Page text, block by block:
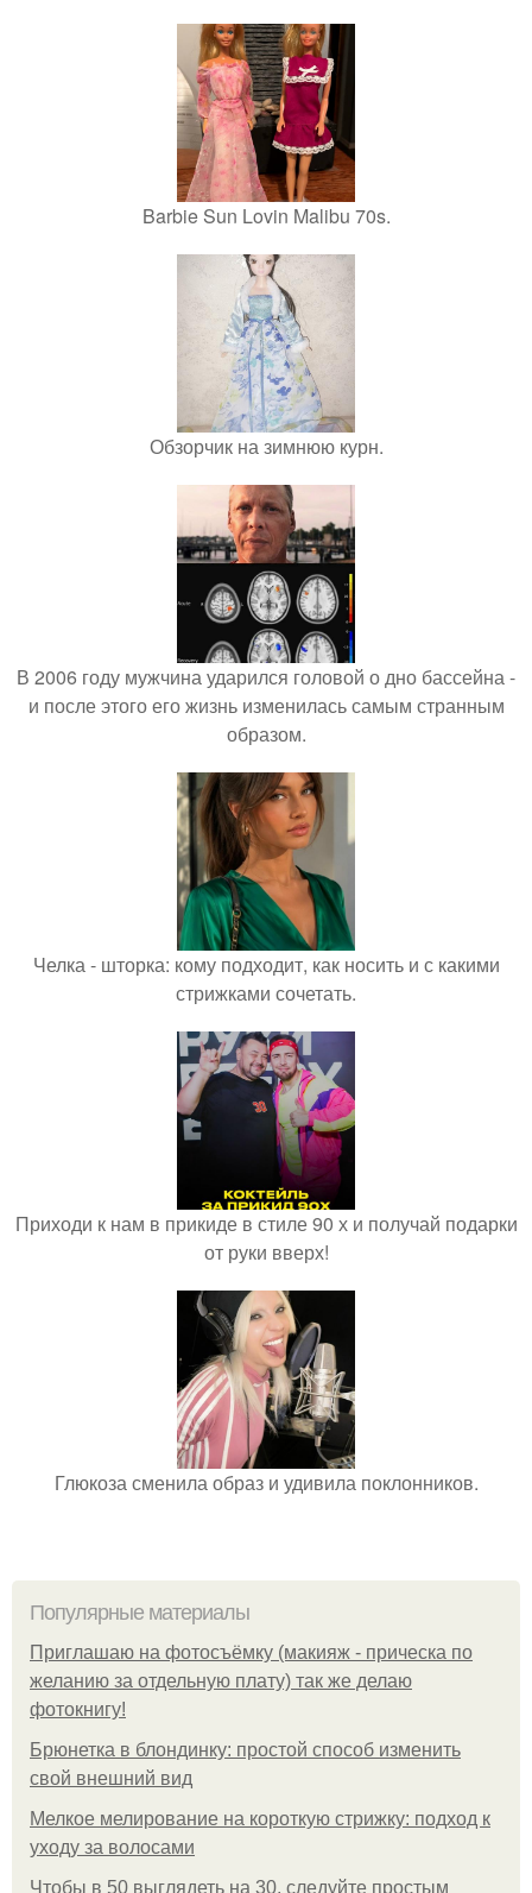
Barbie Sun Lovin Malibu 70s.
Обзорчик на зимнюю курн.
В 2006 году мужчина ударился головой о дно бассейна -
и после этого его жизнь изменилась самым странным
образом.
Челка - шторка: кому подходит, как носить и с какими
стрижками сочетать.
Приходи к нам в прикиде в стиле 90 х и получай подарки
от руки вверх!
Глюкоза сменила образ и удивила поклонников.
Популярные материалы
Приглашаю на фотосъёмку (макияж - прическа по
желанию за отдельную плату) так же делаю
фотокнигу!
Брюнетка в блондинку: простой способ изменить
свой внешний вид
Мелкое мелирование на короткую стрижку: подход к
уходу за волосами
Чтобы в 50 выглядеть на 30, следуйте простым